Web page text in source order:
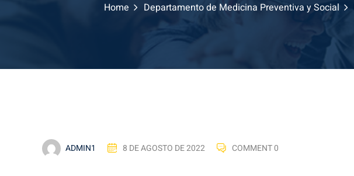
Home Departamento de Medicina Preventiva y Social
ADMIN1 8 DE AGOSTO DE 2022 COMMENT 0